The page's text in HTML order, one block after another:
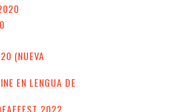
(NUEVA
EN LENGUA DE
2022